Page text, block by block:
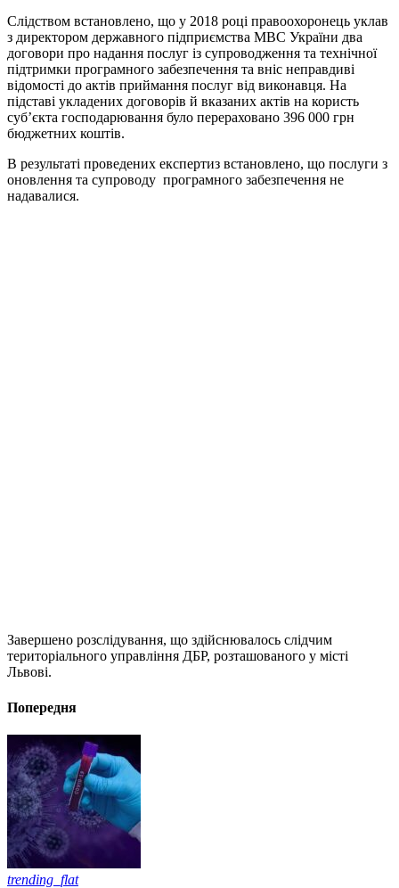
Слідством встановлено, що у 2018 році правоохоронець уклав
з директором державного підприємства МВС України два
договори про надання послуг із супроводження та технічної
підтримки програмного забезпечення та вніс неправдиві
відомості до актів приймання послуг від виконавця. На
підставі укладених договорів й вказаних актів на користь
суб’єкта господарювання було перераховано 396 000 грн
бюджетних коштів.
В результаті проведених експертиз встановлено, що послуги з
оновлення та супроводу програмного забезпечення не
надавалися.
Завершено розслідування, що здійснювалось слідчим
територіального управління ДБР, розташованого у місті
Львові.
Попередня
trending_flat